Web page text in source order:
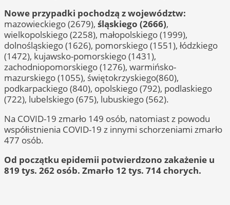
Nowe przypadki pochodzą z województw:
mazowieckiego (2679), śląskiego (2666),
wielkopolskiego (2258), małopolskiego (1999),
dolnośląskiego (1626), pomorskiego (1551), łódzkiego
(1472), kujawsko-pomorskiego (1431),
zachodniopomorskiego (1276), warmińsko-
mazurskiego (1055), świętokrzyskiego(860),
podkarpackiego (840), opolskiego (792), podlaskiego
(722), lubelskiego (675), lubuskiego (562).
Na COVID-19 zmarło 149 osób, natomiast z powodu
współistnienia COVID-19 z innymi schorzeniami zmarło
477 osób.
Od początku epidemii potwierdzono zakażenie u
819 tys. 262 osób. Zmarło 12 tys. 714 chorych.